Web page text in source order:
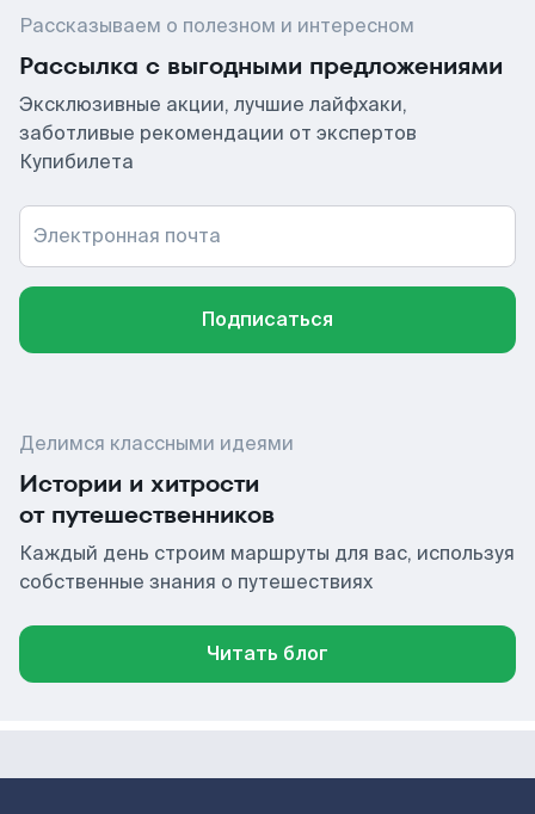
Рассказываем о полезном и интересном
Рассылка с выгодными предложениями
Эксклюзивные акции, лучшие лайфхаки,
заботливые рекомендации от экспертов
Купибилета
Электронная почта
Подписаться
Делимся классными идеями
Истории и хитрости
от путешественников
Каждый день строим маршруты для вас, используя
собственные знания о путешествиях
Читать блог